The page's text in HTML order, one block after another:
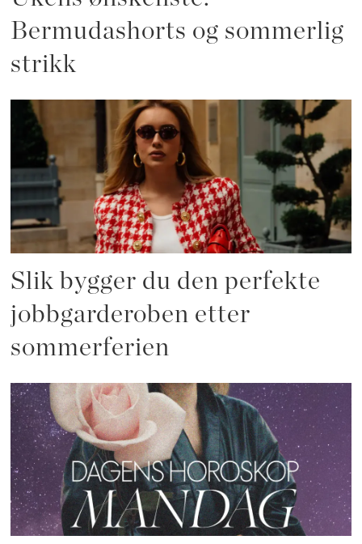
Bermudashorts og sommerlig
strikk
Slik bygger du den perfekte
jobbgarderoben etter
sommerferien